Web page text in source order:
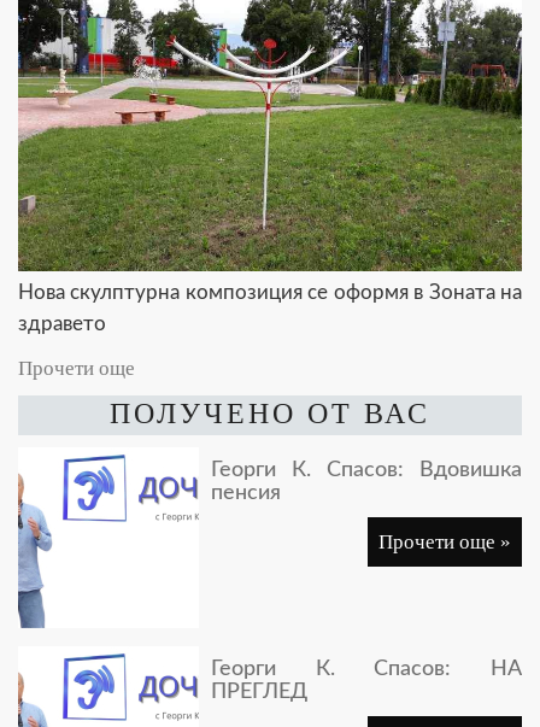
Нова скулптурна композиция се оформя в Зоната на
здравето
Прочети още
ПОЛУЧЕНО ОТ ВАС
Георги К. Спасов: Вдовишка
пенсия
Прочети още »
Георги К. Спасов: НА
ПРЕГЛЕД